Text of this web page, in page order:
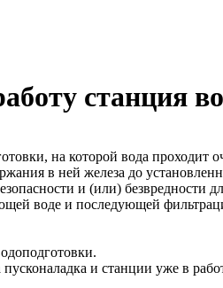
станция
на которой вода проходит
в ней железа до
и (или) безвредности
воде и последующей
и станции уже в